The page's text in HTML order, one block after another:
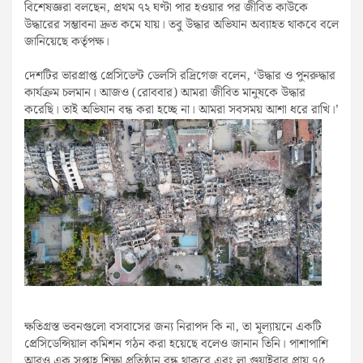
বিশেষজ্ঞরা বলছেন, প্রথম ৭২ ঘণ্টা পার হওয়ার পর জীবিত কাউকে
উদ্ধারের সম্ভাবনা দ্রুত কমে যায়। তবু উদ্ধার অভিযান অব্যাহত থাকবে বলে
জানিয়েছে কর্তৃপক্ষ।
দেশটির ভারপ্রাপ্ত প্রেসিডেন্ট ডেলসি রদ্রিগেজ বলেন, ‘উদ্ধার ও পুনরুদ্ধার
কার্যক্রম চলমান। আজও (রোববার) আমরা জীবিত মানুষকে উদ্ধার
করেছি। তাই অভিযান বন্ধ করা হচ্ছে না। আমরা সবসময় আশা ধরে রাখি।’
ক্ষতিগ্রস্ত ভবনগুলো বসবাসের জন্য নিরাপদ কি না, তা মূল্যায়নে একটি
প্রেসিডেন্সিয়াল কমিশন গঠন করা হয়েছে বলেও জানান তিনি। পাশাপাশি